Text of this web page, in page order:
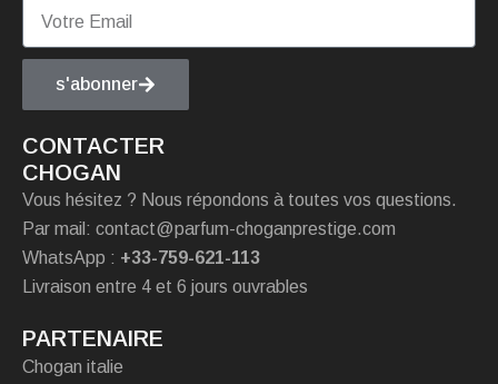
s'abonner
CONTACTER
CHOGAN
Vous hésitez ? Nous répondons à toutes vos questions.
Par mail: contact@parfum-choganprestige.com
WhatsApp : +33-759-621-113
Livraison entre 4 et 6 jours ouvrables
PARTENAIRE
Chogan italie